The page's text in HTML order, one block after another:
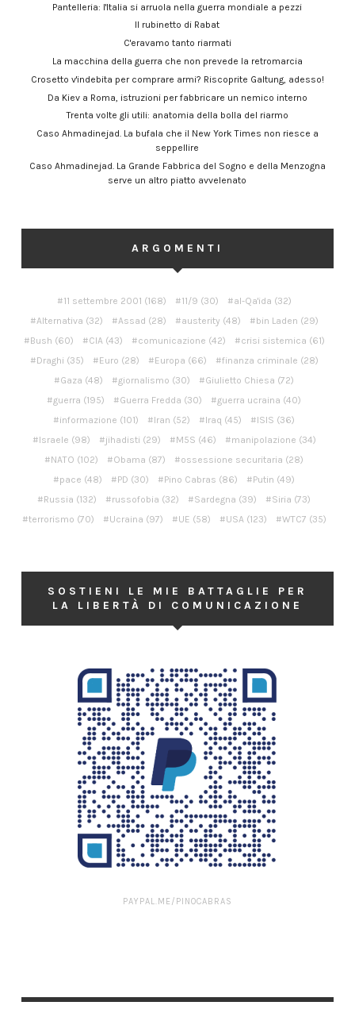
Pantelleria: l'Italia si arruola nella guerra mondiale a pezzi
Il rubinetto di Rabat
C'eravamo tanto riarmati
La macchina della guerra che non prevede la retromarcia
Crosetto v'indebita per comprare armi? Riscoprite Galtung, adesso!
Da Kiev a Roma, istruzioni per fabbricare un nemico interno
Trenta volte gli utili: anatomia della bolla del riarmo
Caso Ahmadinejad. La bufala che il New York Times non riesce a
seppellire
Caso Ahmadinejad. La Grande Fabbrica del Sogno e della Menzogna
serve un altro piatto avvelenato
ARGOMENTI
11 settembre 2001 (168) 11/9 (30) al-Qa'ida (32)
Alternativa (32) Assad (28) austerity (48) bin Laden (29)
Bush (60) CIA(43) comunicazione (42) crisi sistemica (61)
Draghi (35) Euro (28) Europa (66) finanza criminale (28)
Gaza (48) giornalismo (30) Giulietto Chiesa (72)
guerra (195) Guerra Fredda (30) guerra ucraina (40)
informazione (101) Iran (52) Iraq (45) ISIS (36)
Israele (98) jihadisti (29) M5S (46) manipolazione (34)
NATO (102) Obama (87) ossessione securitaria (28)
pace (48) PD (30) Pino Cabras (86) Putin (49)
Russia (132) russofobia (32) Sardegna (39) Siria (73)
terrorismo (70) Ucraina (97) UE (58) USA(123) WTC7 (35)
SOSTIENI LE MIE BATTAGLIE PER
LA LIBERTÀ DI COMUNICAZIONE
PAYPAL.ME/PINOCABRAS